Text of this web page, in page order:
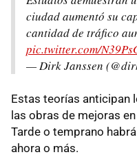
ciudad aumentó su
cantidad de tráfico
pic.twitter.com/
— Dirk Janssen
Estas teorías anticipan
las obras de mejoras
Tarde o temprano
ahora o más.